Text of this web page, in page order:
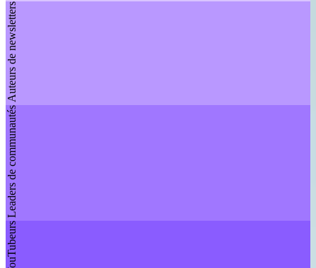
Auteurs de newsletters
Leaders de communautés